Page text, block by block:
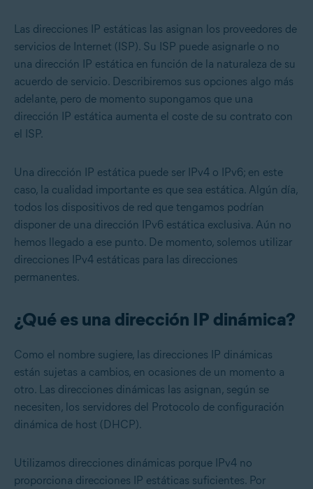
Las direcciones IP estáticas las asignan los proveedores de
servicios de Internet (ISP). Su ISP puede asignarle o no
una dirección IP estática en función de la naturaleza de su
acuerdo de servicio. Describiremos sus opciones algo más
adelante, pero de momento supongamos que una
dirección IP estática aumenta el coste de su contrato con
el ISP.
Una dirección IP estática puede ser IPv4 o IPv6; en este
caso, la cualidad importante es que sea estática. Algún día,
todos los dispositivos de red que tengamos podrían
disponer de una dirección IPv6 estática exclusiva. Aún no
hemos llegado a ese punto. De momento, solemos utilizar
direcciones IPv4 estáticas para las direcciones
permanentes.
¿Qué es una dirección IP dinámica?
Como el nombre sugiere, las direcciones IP dinámicas
están sujetas a cambios, en ocasiones de un momento a
otro. Las direcciones dinámicas las asignan, según se
necesiten, los servidores del Protocolo de configuración
dinámica de host (DHCP).
Utilizamos direcciones dinámicas porque IPv4 no
proporciona direcciones IP estáticas suficientes. Por